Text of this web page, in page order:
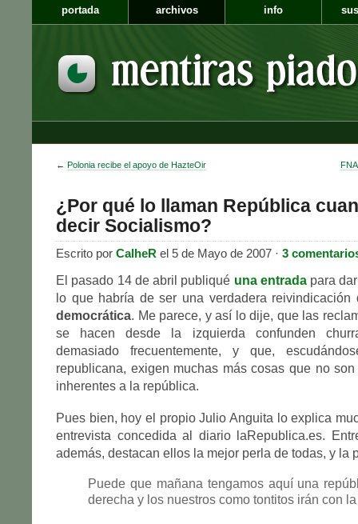
portada archivos info
← Polonia recibe el apoyo de HazteOir
¿Por qué lo llaman República
decir Socialismo?
Escrito por CalheR el 5 de Mayo de 2007 · 3
El pasado 14 de abril publiqué una entradapara
lo que habría de ser una verdadera reivindicación
democrática. Me parece, y así lo dije, que las
se hacen desde la izquierda confunden
demasiado frecuentemente, y que,
republicana, exigen muchas más cosas que no
inherentes a la república.
Pues bien, hoy el propio Julio Anguita lo explica
entrevista concedida al diario laRepublica.es.
además, destacan ellos la mejor perla de todas, y la
Puede que mañana tengamos aquí una
derecha y los nuestros como tontitos irán con